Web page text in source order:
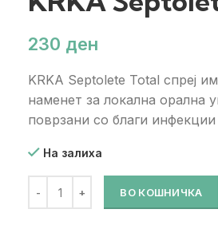
ден
KRKA Septolete Total спреј
наменет за локална орална
поврзани со благи
На залиха
ВО КОШНИЧКА